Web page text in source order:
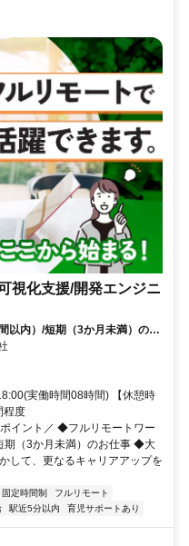
視化支援/開発エンジニ
以内）/短期（3か月未満）のお
かして、更なるキャリアアップ
実働時間08時間) 【休憩時
程度
イント／ ◆フルリモートワー
（3か月未満）のお仕事 ◆大
して、更なるキャリアアップを
固定時間制
フルリモート
駅近5分以内 育児サポートあり